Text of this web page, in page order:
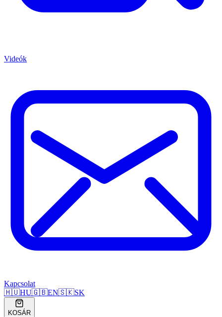
Videók
Kapcsolat
🇭🇺HU🇬🇧EN🇸🇰SK
KOSÁR